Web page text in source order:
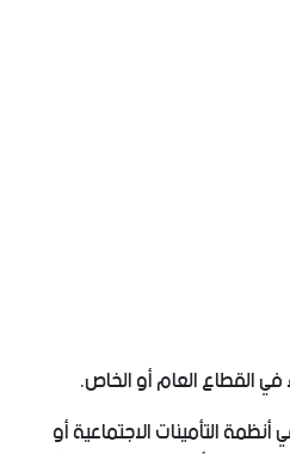
القطاع العام أو الخاص.
التأمينات الاجتماعية أو